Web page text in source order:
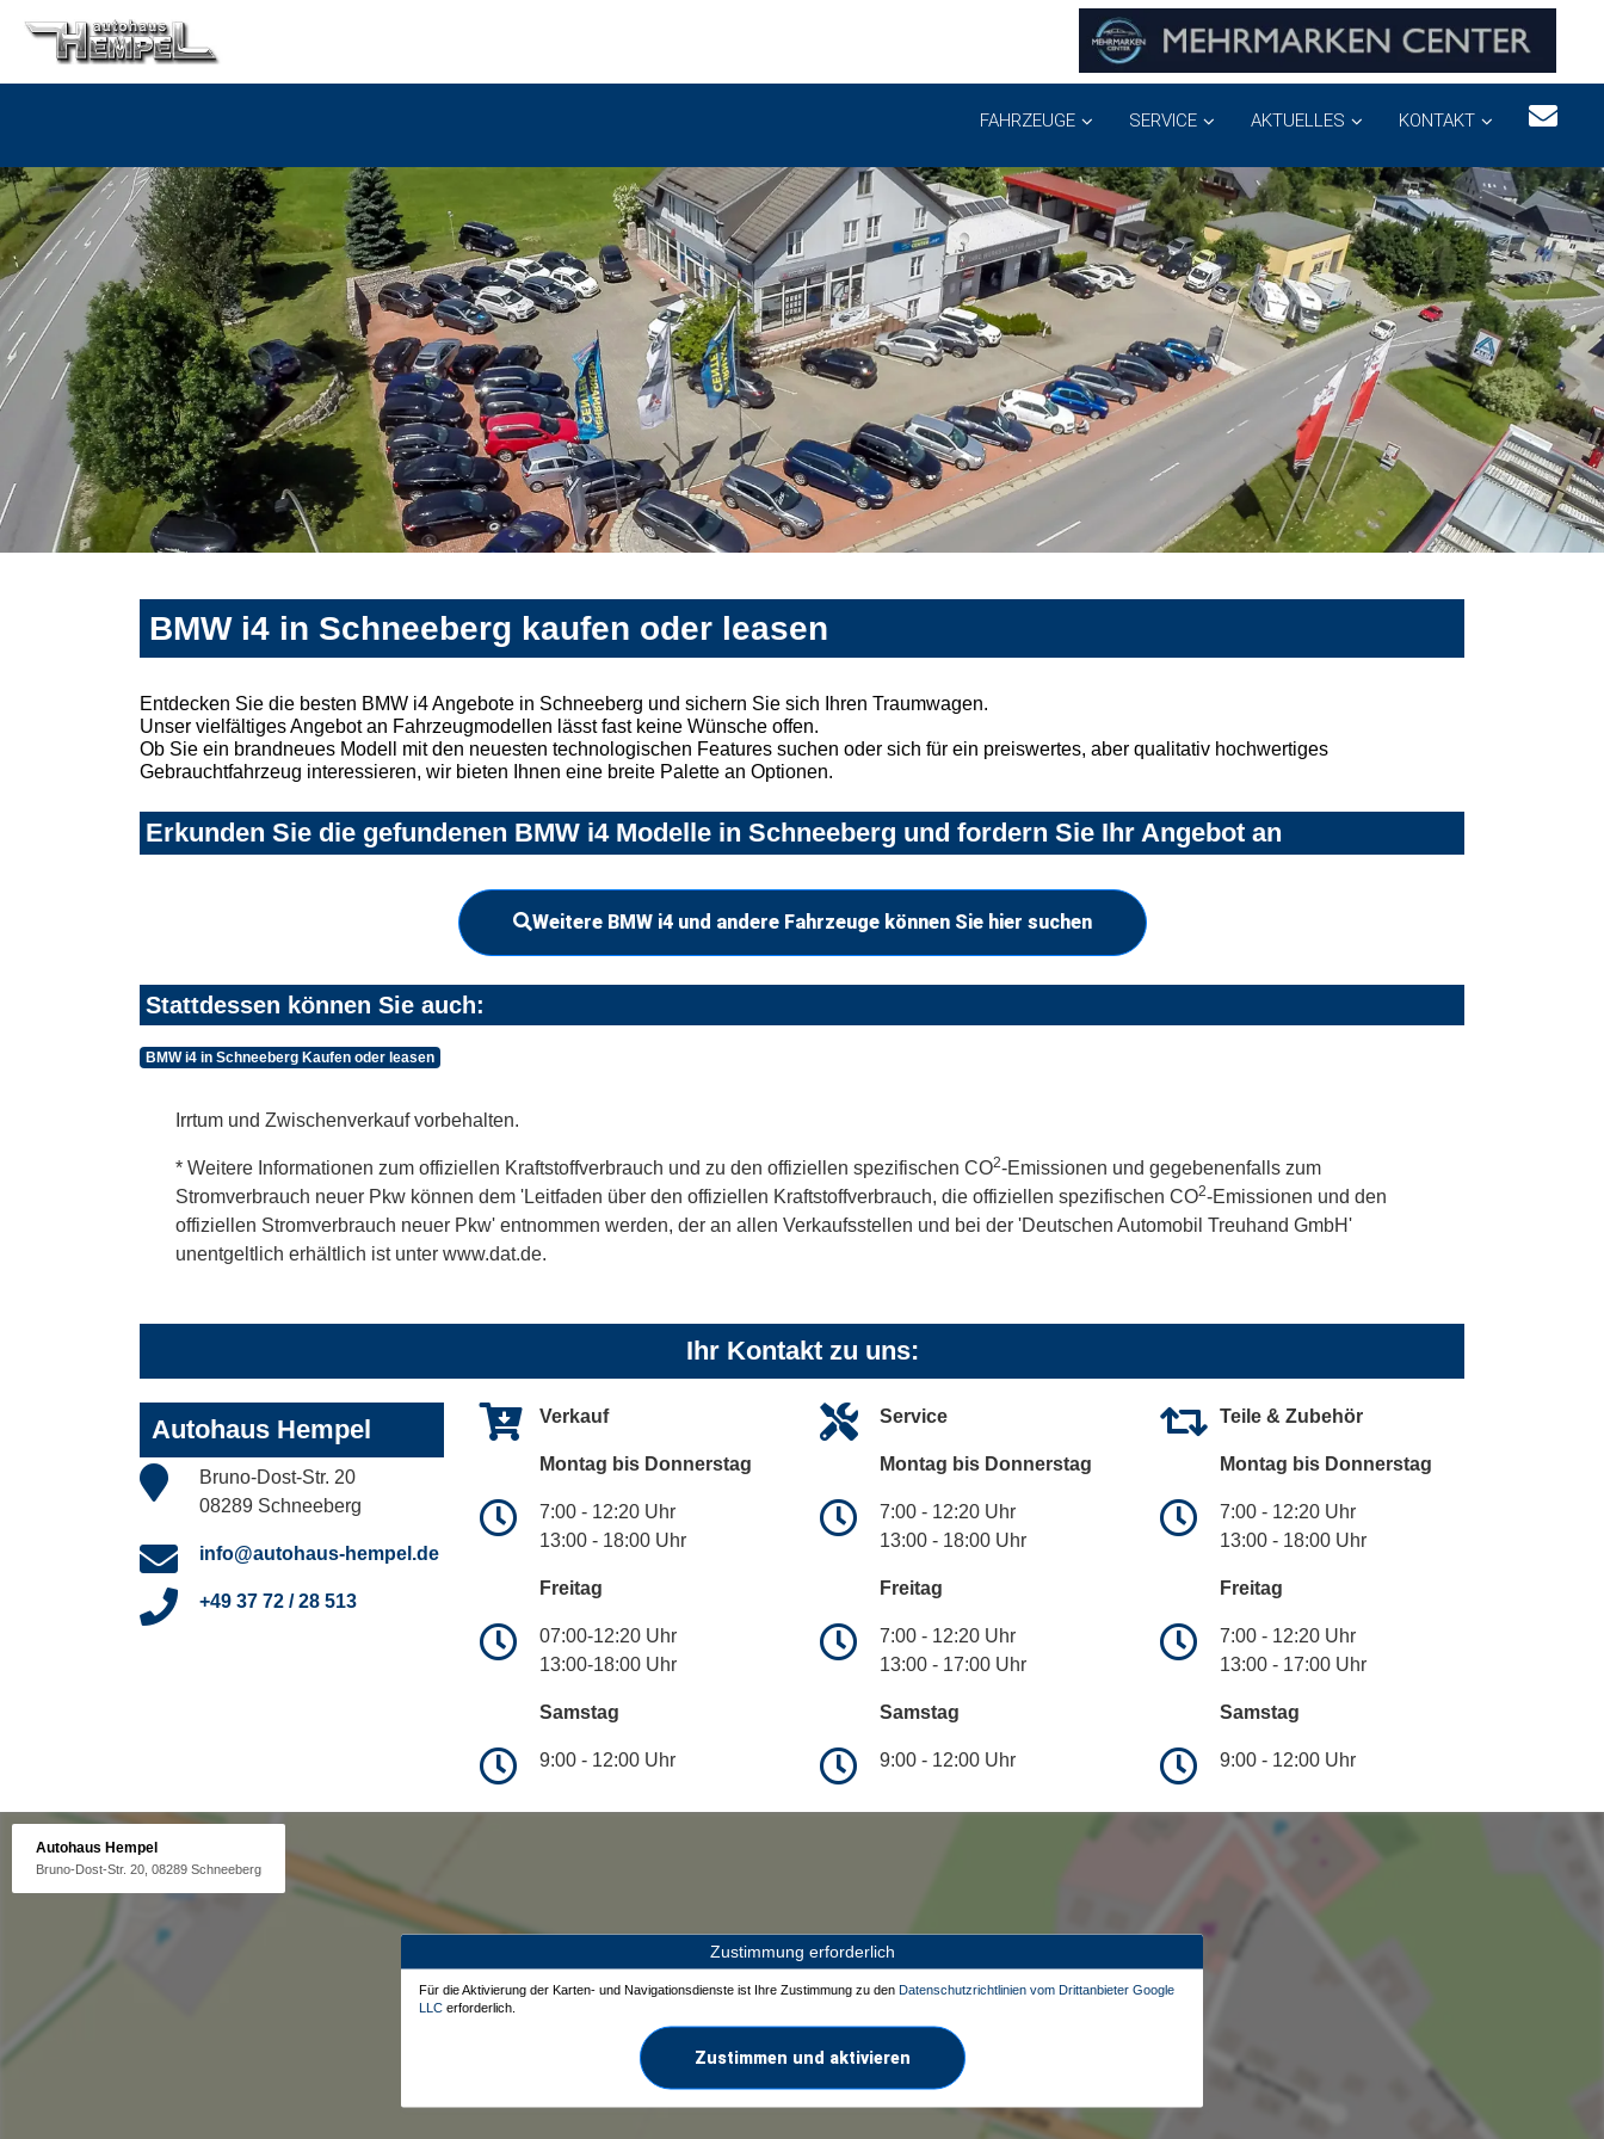
FAHRZEUGE SERVICE AKTUELLES KONTAKT
BMW i4 in Schneeberg kaufen oder leasen
Entdecken Sie die besten BMW i4 Angebote in Schneeberg und sichern Sie sich Ihren Traumwagen.
Unser vielfältiges Angebot an Fahrzeugmodellen lässt fast keine Wünsche offen.
Ob Sie ein brandneues Modell mit den neuesten technologischen Features suchen oder sich für ein preiswertes, aber qualitativ hochwertiges
Gebrauchtfahrzeug interessieren, wir bieten Ihnen eine breite Palette an Optionen.
Erkunden Sie die gefundenen BMW i4 Modelle in Schneeberg und fordern Sie Ihr Angebot an
Weitere BMW i4 und andere Fahrzeuge können Sie hier suchen
Stattdessen können Sie auch:
BMW i4 in Schneeberg Kaufen oder leasen
Irrtum und Zwischenverkauf vorbehalten.
* Weitere Informationen zum offiziellen Kraftstoffverbrauch und zu den offiziellen spezifischen CO2-Emissionen und gegebenenfalls zum
Stromverbrauch neuer Pkw können dem 'Leitfaden über den offiziellen Kraftstoffverbrauch, die offiziellen spezifischen CO2-Emissionen und den
offiziellen Stromverbrauch neuer Pkw' entnommen werden, der an allen Verkaufsstellen und bei der 'Deutschen Automobil Treuhand GmbH'
unentgeltlich erhältlich ist unter www.dat.de.
Ihr Kontakt zu uns:
Autohaus Hempel
Bruno-Dost-Str. 20
08289 Schneeberg
info@autohaus-hempel.de
+49 37 72 / 28 513
Verkauf
Montag bis Donnerstag
7:00 - 12:20 Uhr
13:00 - 18:00 Uhr
Freitag
07:00-12:20 Uhr
13:00-18:00 Uhr
Samstag
9:00 - 12:00 Uhr
Service
Montag bis Donnerstag
7:00 - 12:20 Uhr
13:00 - 18:00 Uhr
Freitag
7:00 - 12:20 Uhr
13:00 - 17:00 Uhr
Samstag
9:00 - 12:00 Uhr
Teile & Zubehör
Montag bis Donnerstag
7:00 - 12:20 Uhr
13:00 - 18:00 Uhr
Freitag
7:00 - 12:20 Uhr
13:00 - 17:00 Uhr
Samstag
9:00 - 12:00 Uhr
Autohaus Hempel
Bruno-Dost-Str. 20, 08289 Schneeberg
Zustimmung erforderlich
Für die Aktivierung der Karten- und Navigationsdienste ist Ihre Zustimmung zu den Datenschutzrichtlinien vom Drittanbieter Google
LLC erforderlich.
Zustimmen und aktivieren